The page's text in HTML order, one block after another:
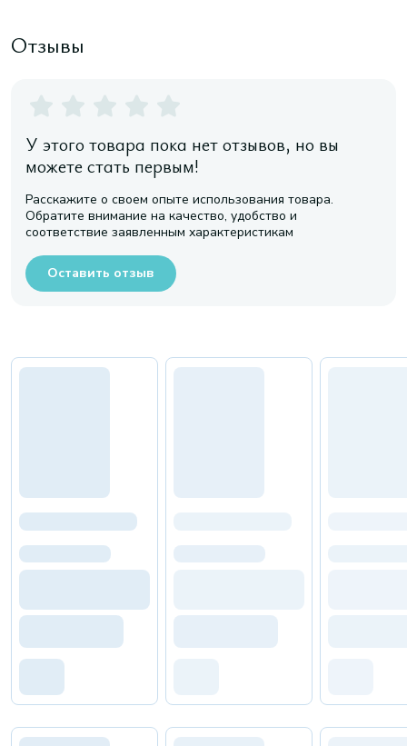
Отзывы
У этого товара пока нет отзывов, но вы
можете стать первым!
Расскажите о своем опыте использования товара.
Обратите внимание на качество, удобство и
соответствие заявленным характеристикам
Оставить отзыв